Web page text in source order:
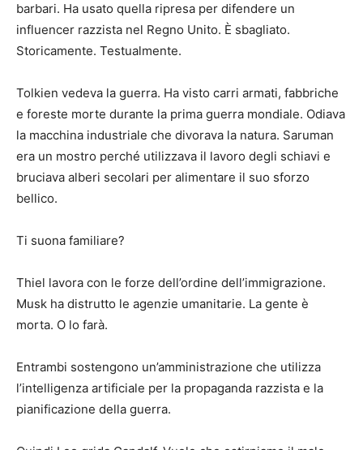
barbari. Ha usato quella ripresa per difendere un
influencer razzista nel Regno Unito. È sbagliato.
Storicamente. Testualmente.
Tolkien vedeva la guerra. Ha visto carri armati, fabbriche
e foreste morte durante la prima guerra mondiale. Odiava
la macchina industriale che divorava la natura. Saruman
era un mostro perché utilizzava il lavoro degli schiavi e
bruciava alberi secolari per alimentare il suo sforzo
bellico.
Ti suona familiare?
Thiel lavora con le forze dell’ordine dell’immigrazione.
Musk ha distrutto le agenzie umanitarie. La gente è
morta. O lo farà.
Entrambi sostengono un’amministrazione che utilizza
l’intelligenza artificiale per la propaganda razzista e la
pianificazione della guerra.